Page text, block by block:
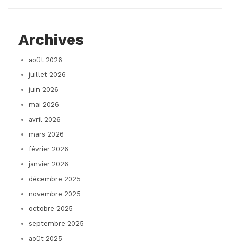
Archives
août 2026
juillet 2026
juin 2026
mai 2026
avril 2026
mars 2026
février 2026
janvier 2026
décembre 2025
novembre 2025
octobre 2025
septembre 2025
août 2025